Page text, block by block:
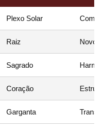
Plexo Solar
Raiz
Sagrado
Coração
Garganta